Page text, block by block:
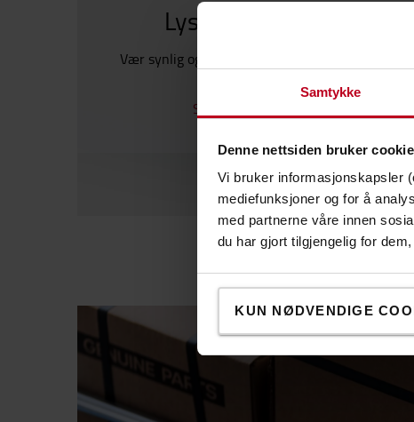
Samtykke
Denne nettsiden bruker
Vi bruker informasjonskapsler
mediefunksjoner og for å
med partnerne våre innen
du har gjort tilgjengelig for
KUN NØDVENDIGE
Lys opp arbeidsplassen
Vær synlig og forbedre sikkerheten med våre
Se vårt utvalg innen belysning